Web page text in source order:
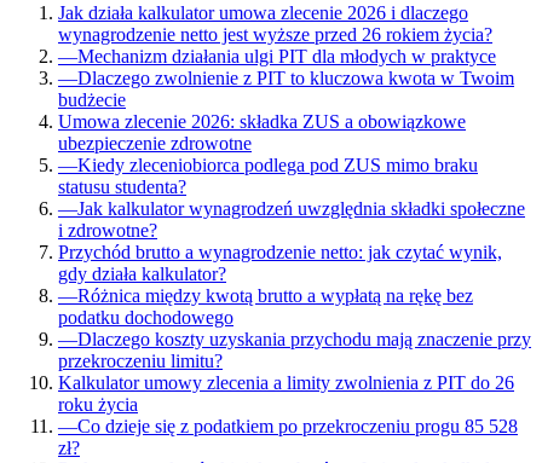
Jak działa kalkulator umowa zlecenie 2026 i dlaczego
wynagrodzenie netto jest wyższe przed 26 rokiem życia?
—Mechanizm działania ulgi PIT dla młodych w praktyce
—Dlaczego zwolnienie z PIT to kluczowa kwota w Twoim
budżecie
Umowa zlecenie 2026: składka ZUS a obowiązkowe
ubezpieczenie zdrowotne
—Kiedy zleceniobiorca podlega pod ZUS mimo braku
statusu studenta?
—Jak kalkulator wynagrodzeń uwzględnia składki społeczne
i zdrowotne?
Przychód brutto a wynagrodzenie netto: jak czytać wynik,
gdy działa kalkulator?
—Różnica między kwotą brutto a wypłatą na rękę bez
podatku dochodowego
—Dlaczego koszty uzyskania przychodu mają znaczenie przy
przekroczeniu limitu?
Kalkulator umowy zlecenia a limity zwolnienia z PIT do 26
roku życia
—Co dzieje się z podatkiem po przekroczeniu progu 85 528
zł?